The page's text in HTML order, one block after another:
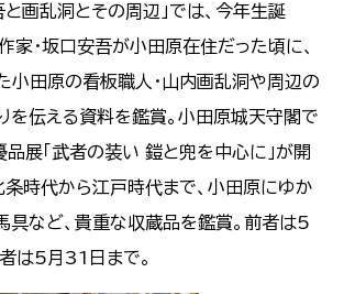
画乱洞とその周辺」では、今年生誕
・坂口安吾が小田原在住だった頃に、
小田原の看板職人・山内画乱洞や周辺の
を伝える資料を鑑賞。小田原城天守閣で
品展「武者の装い 鎧と兜を中心に」が開
条時代から江戸時代まで、小田原にゆか
具など、貴重な収蔵品を鑑賞。前者は5
は5月31日まで。